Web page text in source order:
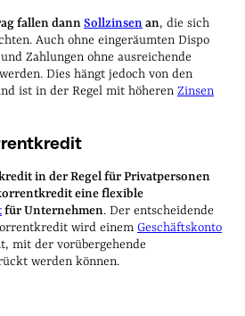
fallen dannSollzinsenan, die sich
Auch ohne eingeräumten Dispo
Zahlungen ohne ausreichende
Dies hängt jedoch von den
ist in der Regel mit höheren Zinsen
in der Regel für Privatpersonen
eine flexible
für Unternehmen. Der entscheidende
wird einem Geschäftskonto
mit der vorübergehende
werden können.